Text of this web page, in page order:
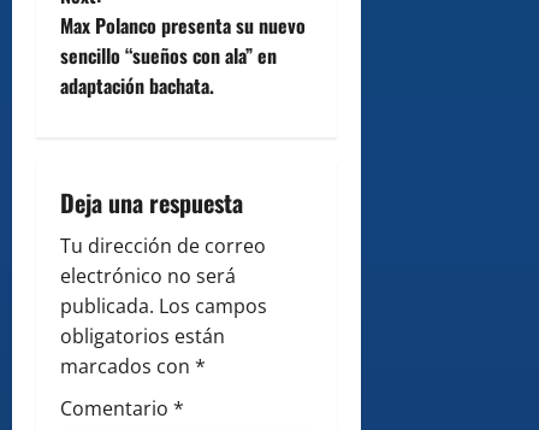
a
v
g
a
t
i
o
Max Polanco presenta su nuevo
sencillo “sueños con ala” en
adaptación bachata.
Deja una respuesta
Tu dirección de correo
electrónico no será
publicada. Los campos
obligatorios están
marcados con *
Comentario *